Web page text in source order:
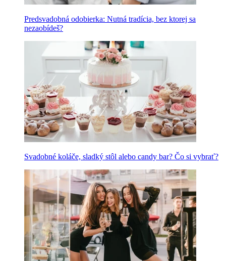
Predsvadobná odobierka: Nutná tradícia, bez ktorej sa
nezaobídeš?
Svadobné koláče, sladký stôl alebo candy bar? Čo si vybrať?